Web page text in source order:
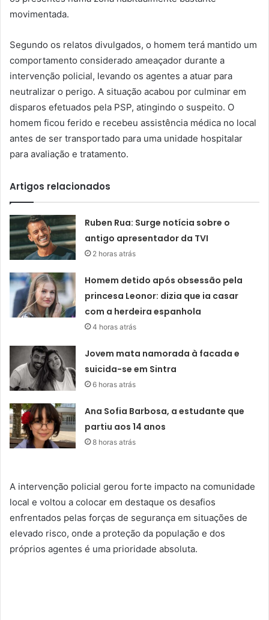
movimentada.
Segundo os relatos divulgados, o homem terá mantido um
comportamento considerado ameaçador durante a
intervenção policial, levando os agentes a atuar para
neutralizar o perigo. A situação acabou por culminar em
disparos efetuados pela PSP, atingindo o suspeito. O
homem ficou ferido e recebeu assistência médica no local
antes de ser transportado para uma unidade hospitalar
para avaliação e tratamento.
Artigos relacionados
Ruben Rua: Surge notícia sobre o
antigo apresentador da TVI
2 horas atrás
Homem detido após obsessão pela
princesa Leonor: dizia que ia casar
com a herdeira espanhola
4 horas atrás
Jovem mata namorada à facada e
suicida-se em Sintra
6 horas atrás
Ana Sofia Barbosa, a estudante que
partiu aos 14 anos
8 horas atrás
A intervenção policial gerou forte impacto na comunidade
local e voltou a colocar em destaque os desafios
enfrentados pelas forças de segurança em situações de
elevado risco, onde a proteção da população e dos
próprios agentes é uma prioridade absoluta.